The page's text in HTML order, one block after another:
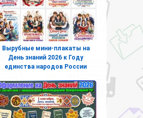
Вырубные мини-плакаты на
День знаний 2026 к Году
единства народов России